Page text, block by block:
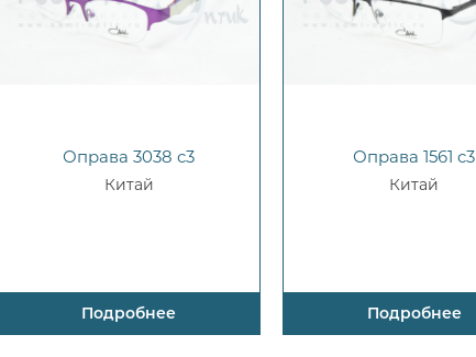
Оправа 3038 c3
Китай
Подробнее
Оправа 1561 c3
Китай
Подробнее